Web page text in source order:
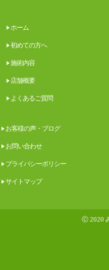
ホーム
初めての方へ
施術内容
店舗概要
よくあるご質問
お客様の声・ブログ
お問い合わせ
プライバシーポリシー
サイトマップ
Ⓒ 2020